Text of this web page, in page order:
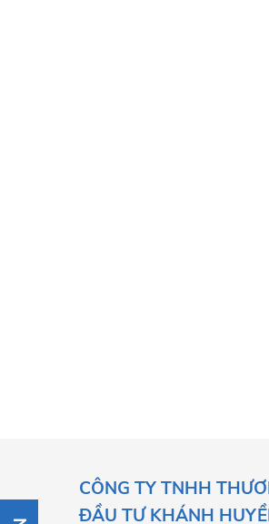
CÔNG TY TNHH
ĐẦU TƯ KHÁNH